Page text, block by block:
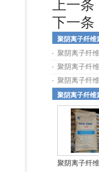
上一
下一条
聚阴离子纤维
聚阴离子纤
聚阴离子纤
聚阴离子纤
聚阴离子纤维
聚阴离子纤